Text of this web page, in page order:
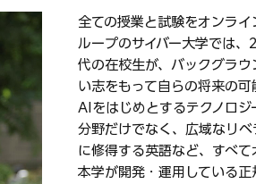
全ての授業と試験をオンラ
ループのサイバー大学では
代の在校生が、バックグラ
い志をもって自らの将来の可
AIをはじめとするテクノロ
分野だけでなく、広域なリ
に修得する英語など、すべて
本学が開発・運用している